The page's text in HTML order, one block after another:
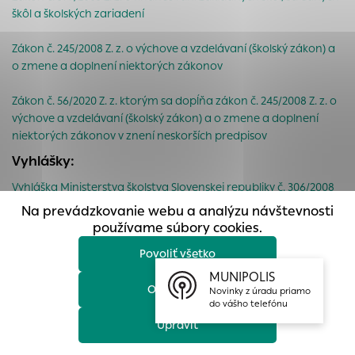
škôl a školských zariadení
Zákon č. 245/2008 Z. z. o výchove a vzdelávaní (školský zákon) a
o zmene a doplnení niektorých zákonov
Zákon č. 56/2020 Z. z. ktorým sa dopĺňa zákon č. 245/2008 Z. z. o
výchove a vzdelávaní (školský zákon) a o zmene a doplnení
niektorých zákonov v znení neskorších predpisov
Vyhlášky:
Vyhláška Ministerstva školstva Slovenskej republiky č. 306/2008
Z. z. o materskej škole
Všeobecne záväzné nariadenia mesta Prievidza:
Všeobecne záväzné nariadenie mesta Prievidza č.1/2020 o
určení príspevkov od zákonných zástupcov detí, žiakov a
dospelých na čiastočnú úhradu výdavkov v školách a školských
zariadeniach
Všeobecne záväzné nariadenie mesta Prievidza č. 4/2020 o
Na prevádzkovanie webu a analýzu návštevnosti
používame súbory cookies.
Povoliť všetko
Odmietnuť
Upraviť
prístup k zabezpečeným oblastiam webovej stránky. Bez
Analytické cookies
pochopiť, ako návštevníci stránok stránku používajú, aby
mohol stránky optimalizovať a ponúknuť im lepšiu
skúsenosť. Všetky dáta sa zbierajú anonymne a nie je
Povoliť všetko
Uložiť nastavenia
Viac informácií
MUNIPOLIS
Novinky z úradu priamo
do vášho telefónu